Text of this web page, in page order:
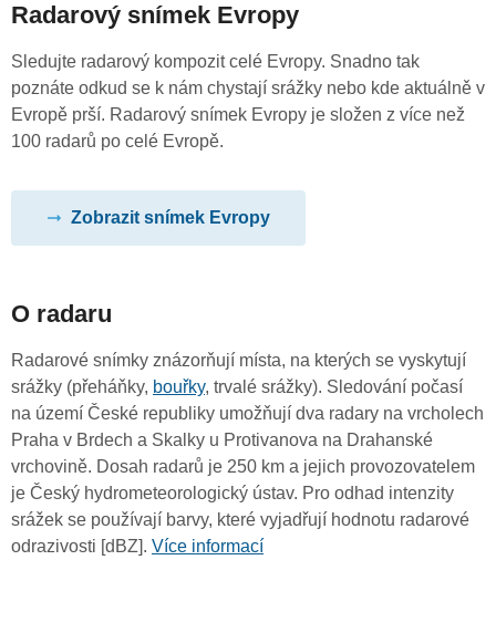
Radarový snímek Evropy
Sledujte radarový kompozit celé Evropy. Snadno tak
poznáte odkud se k nám chystají srážky nebo kde aktuálně v
Evropě prší. Radarový snímek Evropy je složen z více než
100 radarů po celé Evropě.
Zobrazit snímek Evropy
O radaru
Radarové snímky znázorňují místa, na kterých se vyskytují
srážky (přeháňky, bouřky, trvalé srážky). Sledování počasí
na území České republiky umožňují dva radary na vrcholech
Praha v Brdech a Skalky u Protivanova na Drahanské
vrchovině. Dosah radarů je 250 km a jejich provozovatelem
je Český hydrometeorologický ústav. Pro odhad intenzity
srážek se používají barvy, které vyjadřují hodnotu radarové
odrazivosti [dBZ]. Více informací